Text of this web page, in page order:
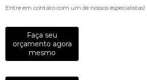
Entre em contato com um de nossos especialistas!
Faça seu
orçamento agora
mesmo